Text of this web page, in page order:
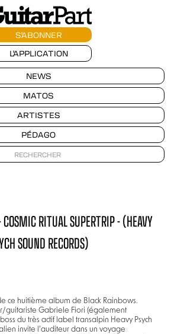
S'ABONNER
L'APPLICATION
NEWS
MATOS
ARTISTES
PÉDAGO
RITUAL SUPERTRIP - (HEAVY
SOUND RECORDS)
ce huitième album de Black Rainbows.
guitariste Gabriele Fiori (également
du très actif label transalpin Heavy Psych
invite l’auditeur dans un voyage